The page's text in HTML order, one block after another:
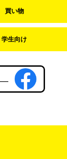
買い物
学生向け